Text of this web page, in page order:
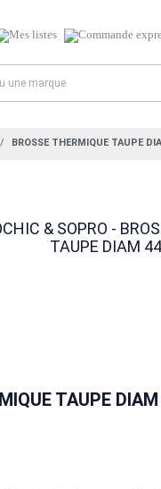
BROSSE THERMIQUE TAUPE
TAUPE